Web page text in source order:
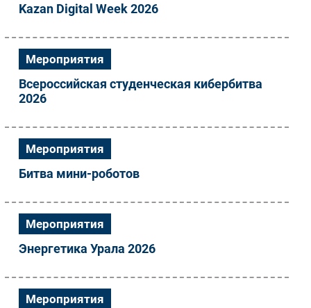
Безопасность
Инновации
CIO/Управление ИТ
Здоровье
Интервью
Мероприятия
Тестовый стенд
Каталог компаний
Kazan Digital Week 2026
Мероприятия
Всероссийская студенческая кибербитва
2026
Мероприятия
Битва мини-роботов
Мероприятия
Энергетика Урала 2026
Мероприятия